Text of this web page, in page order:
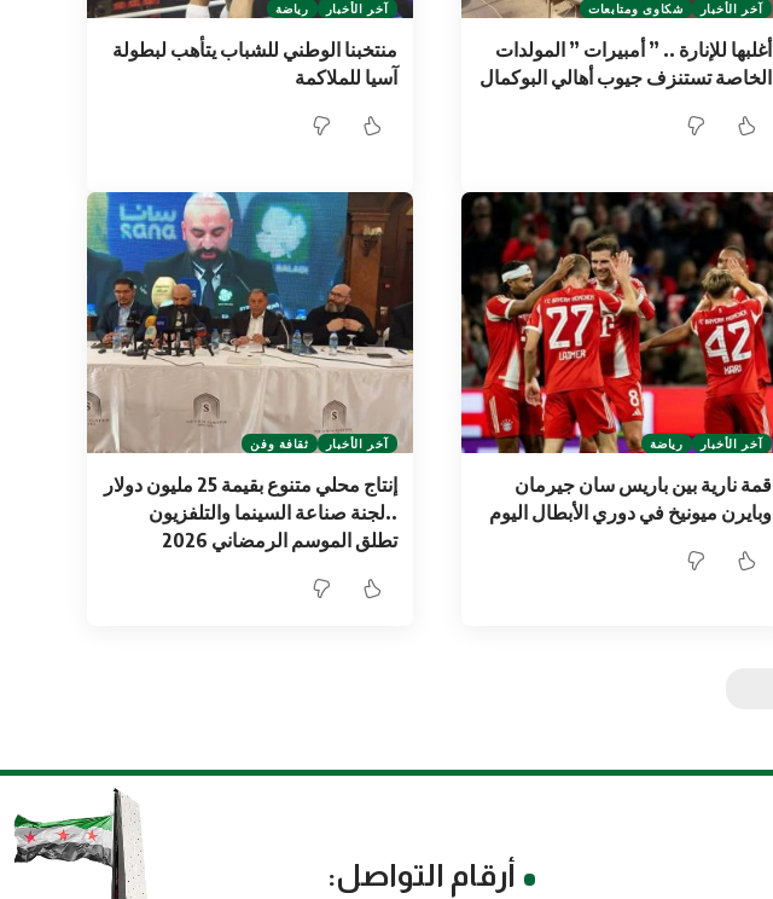
آخر الأخبار شكاوى ومتابعات
أغلبها للإنارة .. ” أمبيرات ” المولدات
الخاصة تستنزف جيوب أهالي البوكمال
آخر الأخبار رياضة
منتخبنا الوطني للشباب يتأهب لبطولة
آسيا للملاكمة
آخر الأخبار رياضة
قمة نارية بين باريس سان جيرمان
وبايرن ميونيخ في دوري الأبطال اليوم
آخر الأخبار ثقافة وفن
إنتاج محلي متنوع بقيمة 25 مليون دولار
..لجنة صناعة السينما والتلفزيون
تطلق الموسم الرمضاني 2026
أرقام التواصل: